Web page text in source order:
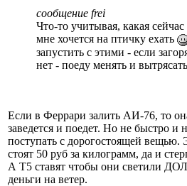
сообщение frei
Что-то учитывая, какая
мне хочется на птичку ехать
запустить с этими - если
нет - поеду менять и
Если в Феррари залить АИ-76, то
заведется и поедет. Но не быстро и
поступать с дорогостоящей вещью.
стоят 50 руб за килограмм, да и
А Т5 ставят чтобы они светили
деньги на ветер.